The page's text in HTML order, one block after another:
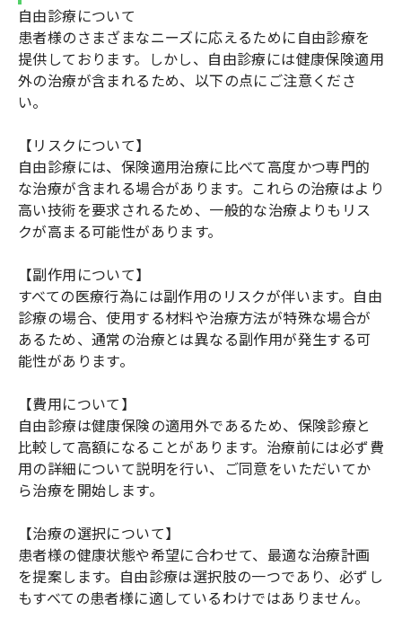
自由診療について
患者様のさまざまなニーズに応えるために自由診療を
提供しております。しかし、自由診療には健康保険適用
外の治療が含まれるため、以下の点にご注意くださ
い。
【リスクについて】
自由診療には、保険適用治療に比べて高度かつ専門的
な治療が含まれる場合があります。これらの治療はより
高い技術を要求されるため、一般的な治療よりもリス
クが高まる可能性があります。
【副作用について】
すべての医療行為には副作用のリスクが伴います。自由
診療の場合、使用する材料や治療方法が特殊な場合が
あるため、通常の治療とは異なる副作用が発生する可
能性があります。
【費用について】
自由診療は健康保険の適用外であるため、保険診療と
比較して高額になることがあります。治療前には必ず費
用の詳細について説明を行い、ご同意をいただいてか
ら治療を開始します。
【治療の選択について】
患者様の健康状態や希望に合わせて、最適な治療計画
を提案します。自由診療は選択肢の一つであり、必ずし
もすべての患者様に適しているわけではありません。